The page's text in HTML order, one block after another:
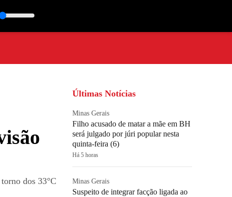
dos 33°C
Últimas Notícias
Minas Gerais
Filho acusado de matar a mãe em BH
será julgado por júri popular nesta
quinta-feira (6)
Há 5 horas
Minas Gerais
Suspeito de integrar facção ligada ao